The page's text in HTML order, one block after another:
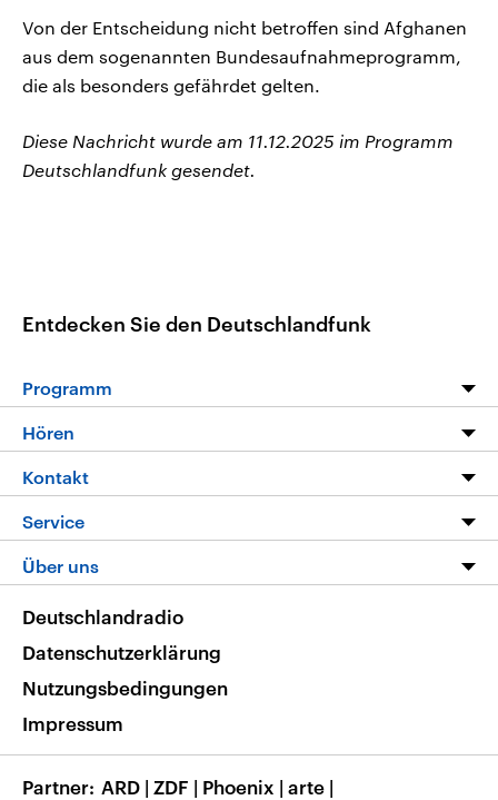
Von der Entscheidung nicht betroffen sind Afghanen
aus dem sogenannten Bundesaufnahmeprogramm,
die als besonders gefährdet gelten.
Diese Nachricht wurde am 11.12.2025 im Programm
Deutschlandfunk gesendet.
Entdecken Sie den Deutschlandfunk
Programm
Programm
Die Nachrichten
Nachrichtenleicht
Neue Beiträge auf dlf.de
Hören
Livestream
Podcasts
Deutschlandfunk App
Nachrichten App
Frequenzen
Kontakt
Hörerservice
Service
FAQ
Veranstaltungen
Musikliste
RSS
Über uns
Barrierefreiheit
Deutschlandradio
Datenschutzerklärung
Nutzungsbedingungen
Impressum
Partner ARD | ZDF | Phoenix | arte |